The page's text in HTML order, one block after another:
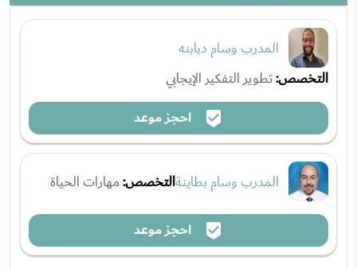
المدرب وسام دبابنه
التخصص:تطوير التفكير الإيجابي
احجز موعد
المدرب وسام بطاينةالتخصص:مهارات الحياة
احجز موعد